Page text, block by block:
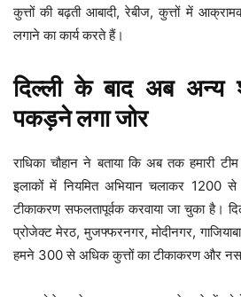
कुत्तों की बढ़ती आबादी, रेबीज, कुत्तों में
लगाने का कार्य करते हैं।
दिल्ली के बाद अब अन्य
पकड़ने लगा जोर
राधिका चौहान ने बताया कि अब तक हमारी
इलाकों में नियमित अभियान चलाकर 1200
टीकाकरण सफलतापूर्वक करवाया जा चुका है।
प्रोजेक्ट मेरठ, मुजफ्फरनगर, मोदीनगर,
हमने 300 से अधिक कुत्तों का टीकाकरण और